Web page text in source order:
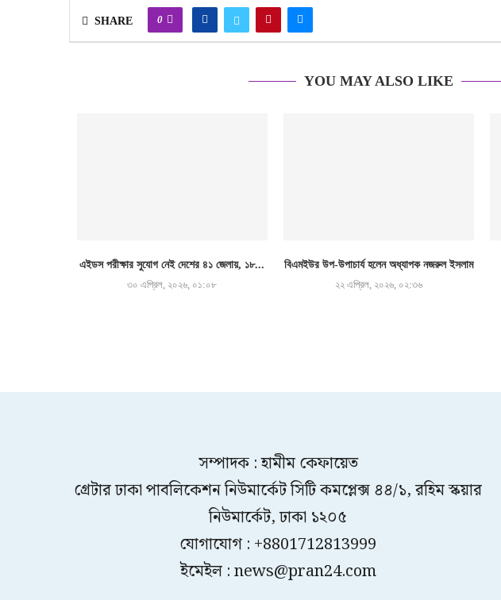
SHARE 0
YOU MAY ALSO LIKE
এইডস পরীক্ষার সুযোগ নেই দেশের ৪১ জেলায়, ১৮...
৩০ এপ্রিল, ২০২৬, ০১:০৮
বিএমইউর উপ-উপাচার্য হলেন অধ্যাপক নজরুল ইসলাম
২২ এপ্রিল, ২০২৬, ০২:৩৬
সম্পাদক : হামীম কেফায়েত
গ্রেটার ঢাকা পাবলিকেশন নিউমার্কেট সিটি কমপ্লেক্স ৪৪/১, রহিম স্কয়ার
নিউমার্কেট, ঢাকা ১২০৫
যোগাযোগ : +8801712813999
ইমেইল : news@pran24.com